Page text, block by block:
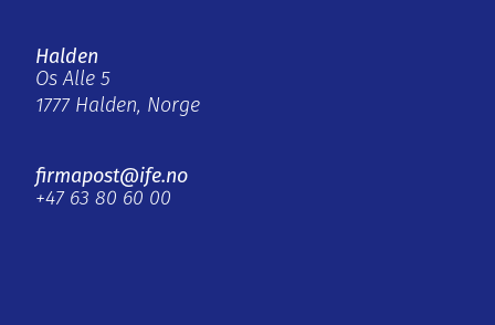
Halden
Os Alle 5
1777 Halden, Norge
firmapost@ife.no
+47 63 80 60 00